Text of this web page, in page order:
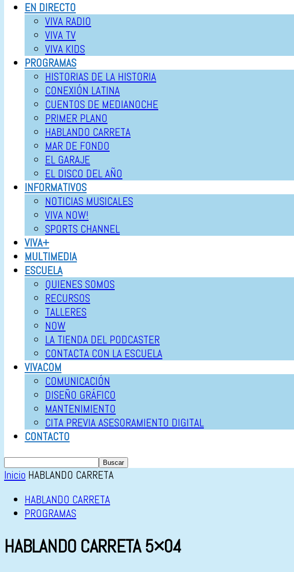
EN DIRECTO
VIVA RADIO
VIVA TV
VIVA KIDS
PROGRAMAS
HISTORIAS DE LA HISTORIA
CONEXIÓN LATINA
CUENTOS DE MEDIANOCHE
PRIMER PLANO
HABLANDO CARRETA
MAR DE FONDO
EL GARAJE
EL DISCO DEL AÑO
INFORMATIVOS
NOTICIAS MUSICALES
VIVA NOW!
SPORTS CHANNEL
VIVA+
MULTIMEDIA
ESCUELA
QUIENES SOMOS
RECURSOS
TALLERES
NOW
LA TIENDA DEL PODCASTER
CONTACTA CON LA ESCUELA
VIVACOM
COMUNICACIÓN
DISEÑO GRÁFICO
MANTENIMIENTO
CITA PREVIA ASESORAMIENTO DIGITAL
CONTACTO
Inicio HABLANDO CARRETA
HABLANDO CARRETA
PROGRAMAS
HABLANDO CARRETA 5×04